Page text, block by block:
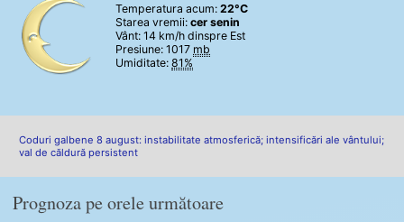
Temperatura acum: 22°C
Starea vremii: cer senin
Vânt: 14 km/h dinspre Est
Presiune: 1017 mb
Umiditate: 81%
Coduri galbene 8 august: instabilitate atmosferică; intensificări ale vântului;
val de căldură persistent
Prognoza pe orele următoare